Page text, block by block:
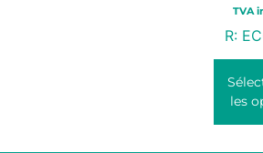
TVA
R:
les